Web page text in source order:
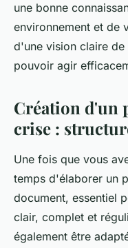
une bonne
environnement et de
d'une vision claire
pouvoir agir
Création d'un
crise :
Une fois que vous
temps d'élaborer un
document, essentiel
clair, complet et
également être